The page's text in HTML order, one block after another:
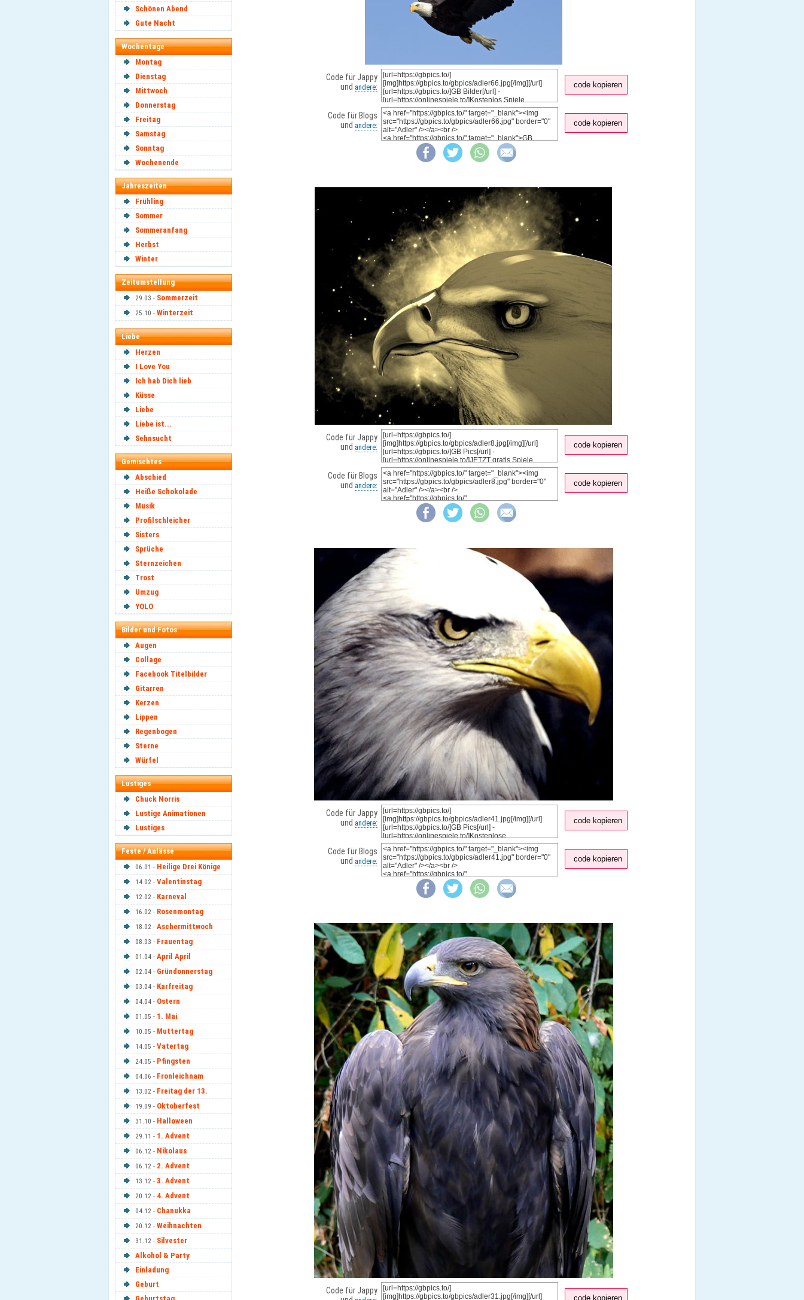
Schönen Abend
Gute Nacht
Wochentage
Montag
Dienstag
Mittwoch
Donnerstag
Freitag
Samstag
Sonntag
Wochenende
Jahreszeiten
Frühling
Sommer
Sommeranfang
Herbst
Winter
Zeitumstellung
29.03 - Sommerzeit
25.10 - Winterzeit
Liebe
Herzen
I Love You
Ich hab Dich lieb
Küsse
Liebe
Liebe ist...
Sehnsucht
Gemischtes
Abschied
Heiße Schokolade
Musik
Profilschleicher
Sisters
Sprüche
Sternzeichen
Trost
Umzug
YOLO
Bilder und Fotos
Augen
Collage
Facebook Titelbilder
Gitarren
Kerzen
Lippen
Regenbogen
Sterne
Würfel
Lustiges
Chuck Norris
Lustige Animationen
Lustiges
Feste / Anlässe
06.01 - Heilige Drei Könige
14.02 - Valentinstag
12.02 - Karneval
16.02 - Rosenmontag
18.02 - Aschermittwoch
08.03 - Frauentag
01.04 - April April
02.04 - Gründonnerstag
03.04 - Karfreitag
04.04 - Ostern
01.05 - 1. Mai
10.05 - Muttertag
14.05 - Vatertag
24.05 - Pfingsten
04.06 - Fronleichnam
13.02 - Freitag der 13.
19.09 - Oktoberfest
31.10 - Halloween
29.11 - 1. Advent
06.12 - Nikolaus
06.12 - 2. Advent
13.12 - 3. Advent
20.12 - 4. Advent
04.12 - Chanukka
20.12 - Weihnachten
31.12 - Silvester
Alkohol & Party
Einladung
Geburt
Code für Jappy
und andere: code kopieren
Code für Blogs
und andere: code kopieren
Code für Jappy
und andere: code kopieren
Code für Blogs
und andere: code kopieren
Code für Jappy
und andere: code kopieren
Code für Blogs
und andere: code kopieren
Code für Jappy
code kopieren